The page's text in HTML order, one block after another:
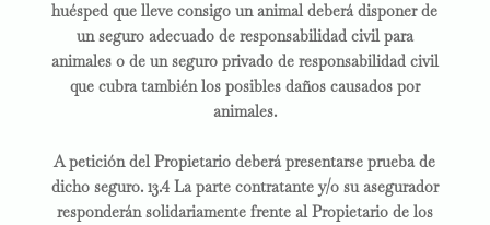
huésped que lleve consigo un animal deberá disponer de
un seguro adecuado de responsabilidad civil para
animales o de un seguro privado de responsabilidad civil
que cubra también los posibles daños causados por
animales.
A petición del Propietario deberá presentarse prueba de
dicho seguro. 13.4 La parte contratante y/o su asegurador
responderán solidariamente frente al Propietario de los